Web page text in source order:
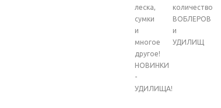
леска,
сумки
и
многое
другое!
НОВИНКИ
-
УДИЛИЩА!
количество
ВОБЛЕРОВ
и
УДИЛИЩ